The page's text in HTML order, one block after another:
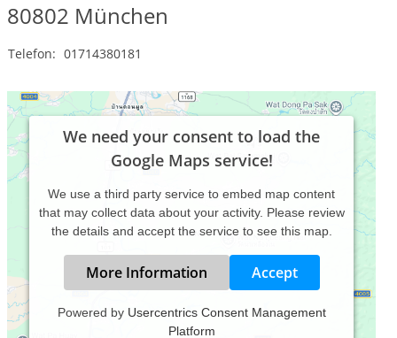
80802 München
Telefon: 01714380181
We need your consent to load the
Google Maps service!
We use a third party service to embed map content
that may collect data about your activity. Please review
the details and accept the service to see this map.
More Information Accept
Powered by Usercentrics Consent Management
Platform